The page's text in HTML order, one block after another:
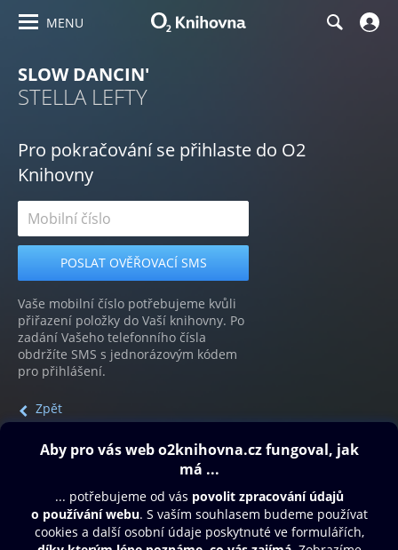
MENU
SLOW DANCIN'
STELLA LEFTY
Pro pokračování se přihlaste do O2
Knihovny
Vaše mobilní číslo potřebujeme kvůli
přiřazení položky do Vaší knihovny. Po
zadání Vašeho telefonního čísla
obdržíte SMS s jednorázovým kódem
pro přihlášení.
Zpět
Obsah ke stažení
Moje O2 Knihovna